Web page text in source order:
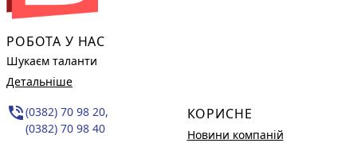
РОБОТА У НАС
Шукаєм таланти
Детальніше
phone_in_talk(0382) 70 98 20,
(0382) 70 98 40
КОРИСНЕ
Новини компаній